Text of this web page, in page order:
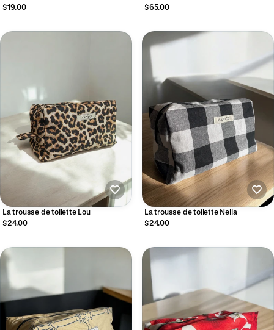
$19.00 $65.00
La trousse de toilette Lou
$24.00
La trousse de toilette Nella
$24.00